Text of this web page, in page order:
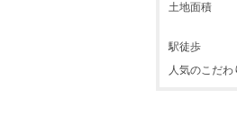
土地面積
駅徒歩
人気のこだわ